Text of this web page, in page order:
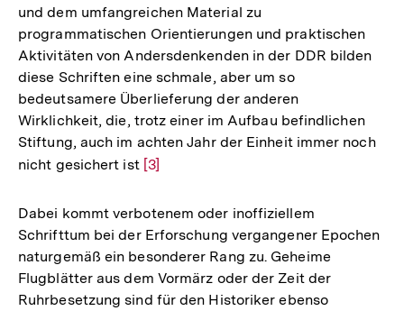
und dem umfangreichen Material zu
programmatischen Orientierungen und praktischen
Aktivitäten von Andersdenkenden in der DDR bilden
diese Schriften eine schmale, aber um so
bedeutsamere Überlieferung der anderen
Wirklichkeit, die, trotz einer im Aufbau befindlichen
Stiftung, auch im achten Jahr der Einheit immer noch
nicht gesichert ist Zur
der
Fußnote
[3]
Dabei kommt verbotenem oder inoffiziellem
Schrifttum bei der Erforschung vergangener Epochen
naturgemäß ein besonderer Rang zu. Geheime
Flugblätter aus dem Vormärz oder der Zeit der
Ruhrbesetzung sind für den Historiker ebenso